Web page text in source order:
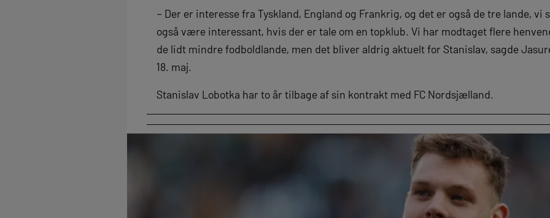
– Der er interesse fra Tyskland, England og Frankrig, og det er også de tre lande,
også være interessant, hvis der er tale om en topklub. Vi har modtaget flere
de lidt mindre fodboldlande, men det bliver aldrig aktuelt for Stanislav, sagde
18. maj.
Stanislav Lobotka har to år tilbage af sin kontrakt med FC Nordsjælland.